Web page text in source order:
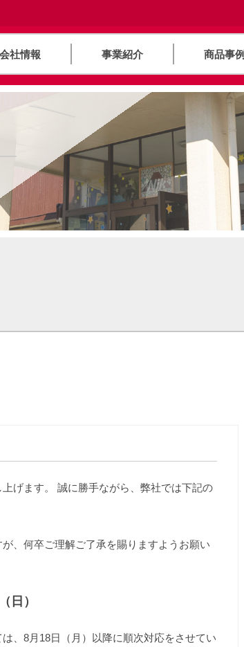
会社情報 事業紹介 商品事例
げます。 誠に勝手ながら、弊社では下記の
、何卒ご理解ご了承を賜りますようお願い
日）
、8月18日（月）以降に順次対応をさせてい